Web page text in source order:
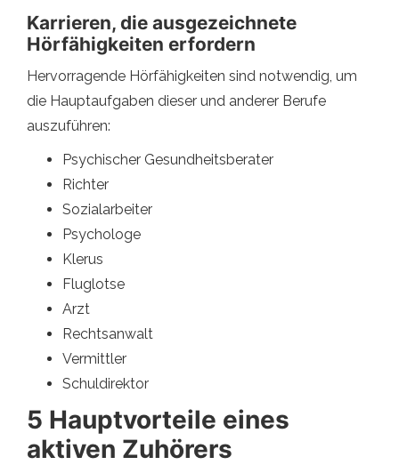
Karrieren, die ausgezeichnete
Hörfähigkeiten erfordern
Hervorragende Hörfähigkeiten sind notwendig, um
die Hauptaufgaben dieser und anderer Berufe
auszuführen:
Psychischer Gesundheitsberater
Richter
Sozialarbeiter
Psychologe
Klerus
Fluglotse
Arzt
Rechtsanwalt
Vermittler
Schuldirektor
5 Hauptvorteile eines
aktiven Zuhörers